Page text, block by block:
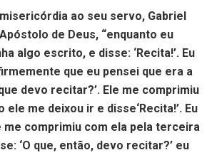
ao seu servo, Gabriel
de Deus, “enquanto eu
algo escrito, e disse: ‘Recita!’. Eu
que eu pensei que era a
devo recitar?’. Ele me comprimiu
me deixou ir e disse‘Recita!’. Eu
me comprimiu com ela pela terceira
‘O que, então, devo recitar?’ eu